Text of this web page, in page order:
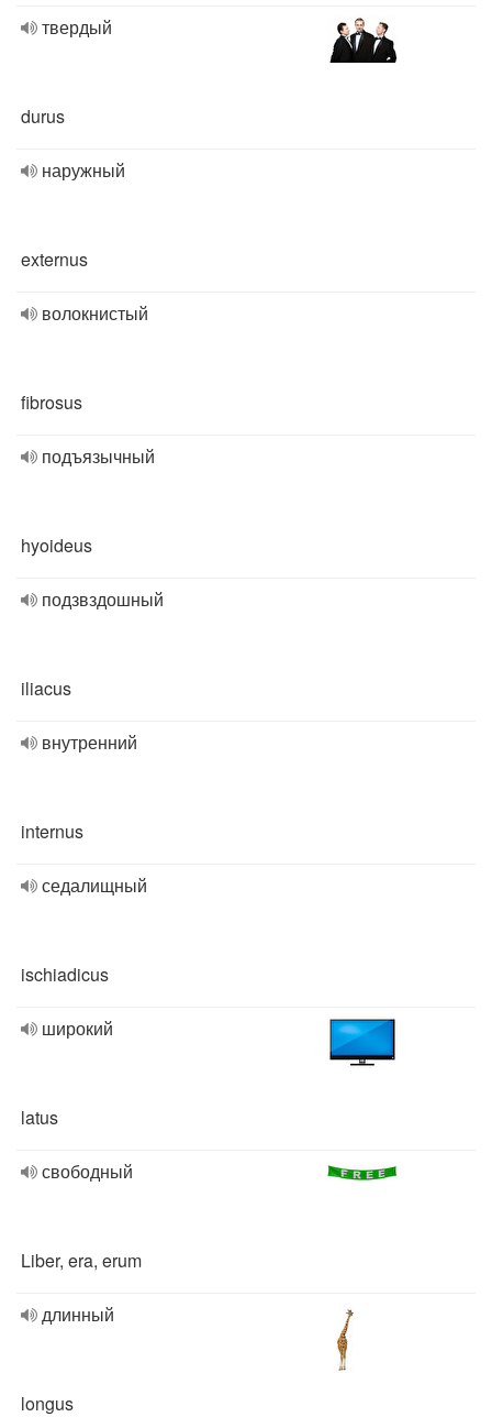
твердый
durus
наружный
externus
волокнистый
fibrosus
подъязычный
hyoideus
подзвздошный
iliacus
внутренний
internus
седалищный
ischiadicus
широкий
latus
свободный
Liber, era, erum
длинный
longus